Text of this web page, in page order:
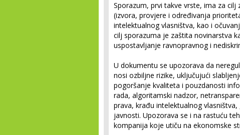
Sporazum, prvi takve vrste, ima za
(izvora, provjere i određivanja
intelektualnog vlasništva, kao i
cilj sporazuma je zaštita novinarstva
uspostavljanje ravnopravnog i
U dokumentu se upozorava da
nosi ozbiljne rizike, uključujući
pogoršanje kvaliteta i pouzdanosti
rada, algoritamski nadzor,
prava, krađu intelektualnog
javnosti. Upozorava se i na rastuću
kompanija koje utiču na ekonomske